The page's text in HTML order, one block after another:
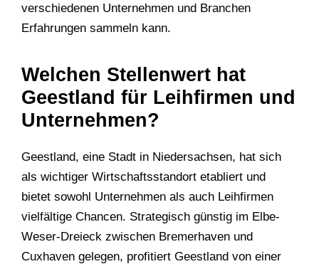
verschiedenen Unternehmen und Branchen
Erfahrungen sammeln kann.
Welchen Stellenwert hat
Geestland für Leihfirmen und
Unternehmen?
Geestland, eine Stadt in Niedersachsen, hat sich
als wichtiger Wirtschaftsstandort etabliert und
bietet sowohl Unternehmen als auch Leihfirmen
vielfältige Chancen. Strategisch günstig im Elbe-
Weser-Dreieck zwischen Bremerhaven und
Cuxhaven gelegen, profitiert Geestland von einer